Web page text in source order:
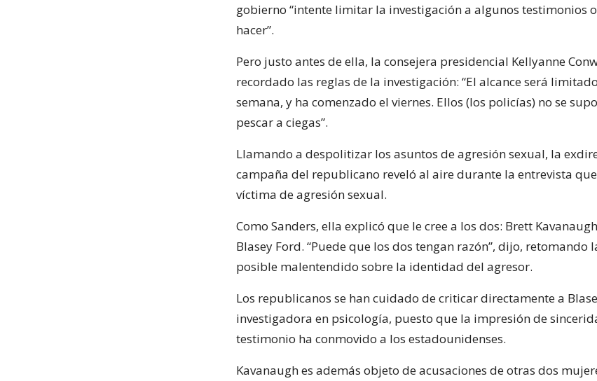
gobierno “intente limitar la investigación a algunos testimonios
hacer”.
Pero justo antes de ella, la consejera presidencial Kellyanne
recordado las reglas de la investigación: “El alcance será
semana, y ha comenzado el viernes. Ellos (los policías) no se
pescar a ciegas”.
Llamando a despolitizar los asuntos de agresión sexual, la
campaña del republicano reveló al aire durante la entrevista
víctima de agresión sexual.
Como Sanders, ella explicó que le cree a los dos: Brett
Blasey Ford. “Puede que los dos tengan razón”, dijo, retomando
posible malentendido sobre la identidad del agresor.
Los republicanos se han cuidado de criticar directamente a
investigadora en psicología, puesto que la impresión de
testimonio ha conmovido a los estadounidenses.
Kavanaugh es además objeto de acusaciones de otras dos